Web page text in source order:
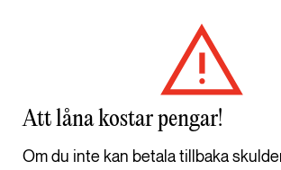
Att låna kostar pengar!
Om du inte kan betala tillbaka